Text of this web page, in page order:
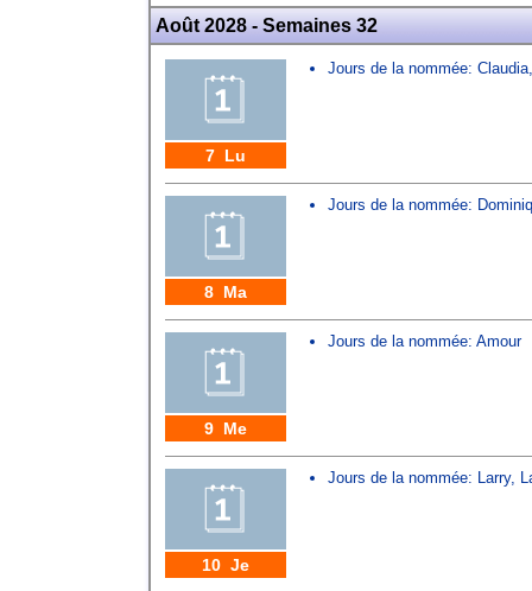
Août 2028 - Semaines 32
7 Lu
Jours de la nommée: Claudia
8 Ma
Jours de la nommée:
9 Me
Jours de la nommée: Amour
10 Je
Jours de la nommée: Larry,